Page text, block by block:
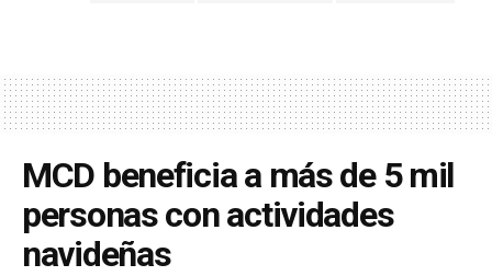
MCD beneficia a más de 5 mil
personas con actividades
navideñas